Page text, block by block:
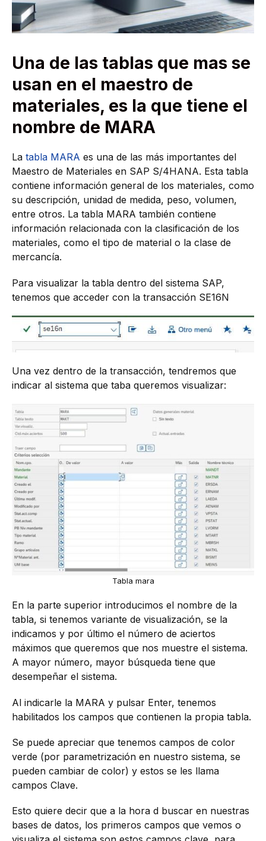
Una de las tablas que mas se
usan en el maestro de
materiales, es la que tiene el
nombre de MARA
La tabla MARA es una de las más importantes del
Maestro de Materiales en SAP S/4HANA. Esta tabla
contiene información general de los materiales, como
su descripción, unidad de medida, peso, volumen,
entre otros. La tabla MARA también contiene
información relacionada con la clasificación de los
materiales, como el tipo de material o la clase de
mercancía.
Para visualizar la tabla dentro del sistema SAP,
tenemos que acceder con la transacción SE16N
Una vez dentro de la transacción, tendremos que
indicar al sistema que taba queremos visualizar:
Tabla mara
En la parte superior introducimos el nombre de la
tabla, si tenemos variante de visualización, se la
indicamos y por último el número de aciertos
máximos que queremos que nos muestre el sistema.
A mayor número, mayor búsqueda tiene que
desempeñar el sistema.
Al indicarle la MARA y pulsar Enter, tenemos
habilitados los campos que contienen la propia tabla.
Se puede apreciar que tenemos campos de color
verde (por parametrización en nuestro sistema, se
pueden cambiar de color) y estos se les llama
campos Clave.
Esto quiere decir que a la hora d buscar en nuestras
bases de datos, los primeros campos que vemos o